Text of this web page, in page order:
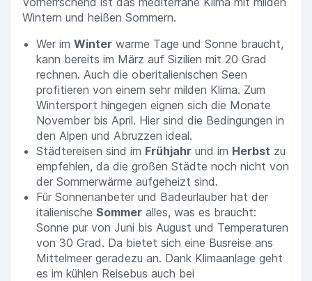
Wintern und heißen Sommern.
Wer im Winter warme Tage und Sonne braucht,
kann bereits im März auf Sizilien mit 20 Grad
rechnen. Auch die oberitalienischen Seen
profitieren von einem sehr milden Klima. Zum
Wintersport hingegen eignen sich die Monate
November bis April. Hier sind die Bedingungen in
den Alpen und Abruzzen ideal.
Städtereisen sind im Frühjahr und im Herbst zu
empfehlen, da die großen Städte noch nicht von
der Sommerwärme aufgeheizt sind.
Für Sonnenanbeter und Badeurlauber hat der
italienische Sommer alles, was es braucht:
Sonne pur von Juni bis August und Temperaturen
von 30 Grad. Da bietet sich eine Busreise ans
Mittelmeer geradezu an. Dank Klimaanlage geht
es im kühlen Reisebus auch bei